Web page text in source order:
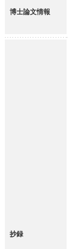
博士論文情報
抄録